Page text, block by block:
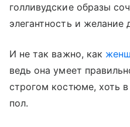
голливудские образы
элегантность и желание
И не так важно, как
ведь она умеет
строгом костюме, хоть
пол.